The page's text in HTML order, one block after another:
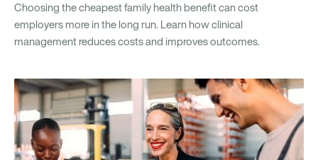
Choosing the cheapest family health benefit can cost
employers more in the long run. Learn how clinical
management reduces costs and improves outcomes.